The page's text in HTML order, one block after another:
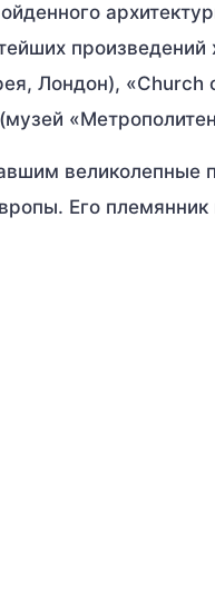
Лондон), «Church
Его